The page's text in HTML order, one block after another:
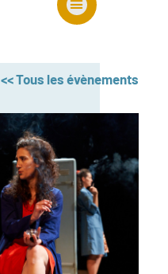
<< Tous les évènements